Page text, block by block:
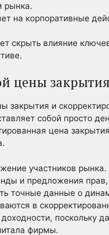
рынка.
на корпоративные
скрыть влияние
цены закрытия
закрытия и
собой просто
цена
участников
и предложения
точные данные о
в
поскольку
фирмы.